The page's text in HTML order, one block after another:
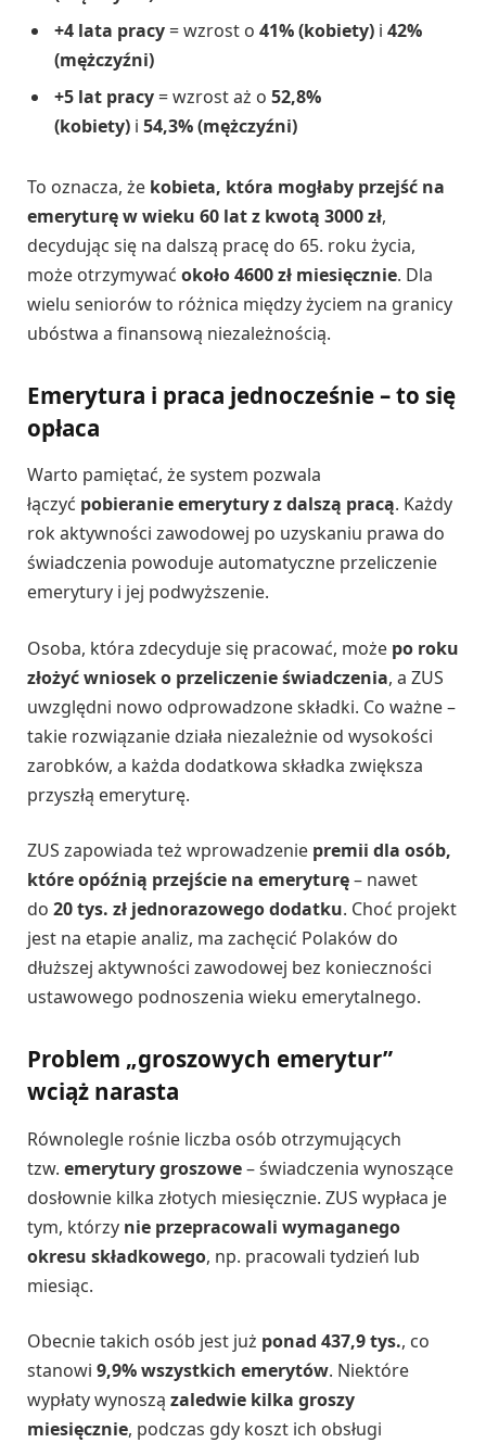
+4 lata pracy = wzrost o 41% (kobiety) i 42%
(mężczyźni)
+5 lat pracy = wzrost aż o 52,8%
(kobiety) i 54,3% (mężczyźni)
To oznacza, że kobieta, która mogłaby przejść na
emeryturę w wieku 60 lat z kwotą 3000 zł,
decydując się na dalszą pracę do 65. roku życia,
może otrzymywać około 4600 zł miesięcznie. Dla
wielu seniorów to różnica między życiem na granicy
ubóstwa a finansową niezależnością.
Emerytura i praca jednocześnie – to się
opłaca
Warto pamiętać, że system pozwala
łączyć pobieranie emerytury z dalszą pracą. Każdy
rok aktywności zawodowej po uzyskaniu prawa do
świadczenia powoduje automatyczne przeliczenie
emerytury i jej podwyższenie.
Osoba, która zdecyduje się pracować, może po roku
złożyć wniosek o przeliczenie świadczenia, a ZUS
uwzględni nowo odprowadzone składki. Co ważne –
takie rozwiązanie działa niezależnie od wysokości
zarobków, a każda dodatkowa składka zwiększa
przyszłą emeryturę.
ZUS zapowiada też wprowadzenie premii dla osób,
które opóźnią przejście na emeryturę– nawet
do 20 tys. zł jednorazowego dodatku. Choć projekt
jest na etapie analiz, ma zachęcić Polaków do
dłuższej aktywności zawodowej bez konieczności
ustawowego podnoszenia wieku emerytalnego.
Problem „groszowych emerytur”
wciąż narasta
Równolegle rośnie liczba osób otrzymujących
tzw. emerytury groszowe– świadczenia wynoszące
dosłownie kilka złotych miesięcznie. ZUS wypłaca je
tym, którzy nie przepracowali wymaganego
okresu składkowego, np. pracowali tydzień lub
miesiąc.
Obecnie takich osób jest już ponad 437,9 tys., co
stanowi 9,9% wszystkich emerytów. Niektóre
wypłaty wynoszą zaledwie kilka groszy
miesięcznie, podczas gdy koszt ich obsługi